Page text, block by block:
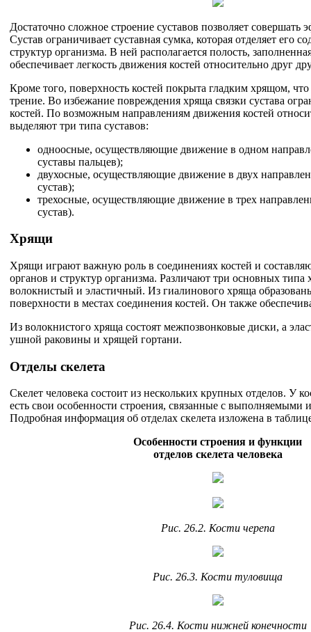
Достаточно сложное строение суставов позволяет
Сустав ограничивает суставная сумка, которая отделяет его
структур организма. В ней располагается полость,
обеспечивает легкость движения костей относительно друг
Кроме того, поверхность костей покрыта гладким хрящом,
трение. Во избежание повреждения хряща связки сустава
костей. По возможным направлениям движения костей
выделяют три типа суставов:
одноосные, осуществляющие движение в одном
суставы пальцев);
двухосные, осуществляющие движение в двух
сустав);
трехосные, осуществляющие движение в трех
сустав).
Хрящи
Хрящи играют важную роль в соединениях костей и
органов и структур организма. Различают три основных
волокнистый и эластичный. Из гиалинового хряща
поверхности в местах соединения костей. Он также
Из волокнистого хряща состоят межпозвонковые диски, а
ушной раковины и хрящей гортани.
Отделы скелета
Скелет человека состоит из нескольких крупных отделов. У
есть свои особенности строения, связанные с
Подробная информация об отделах скелета изложена в
Особенности строения и функции
отделов скелета человека
Рис. 26.2. Кости черепа
Рис. 26.3. Кости туловища
Рис. 26.4. Кости нижней конечности